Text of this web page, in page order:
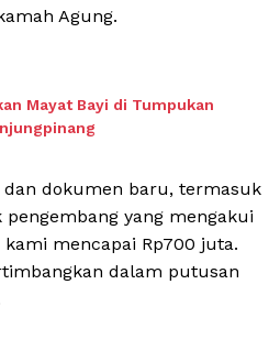
Agung.
Mayat Bayi di Tumpukan
dan dokumen baru, termasuk
yang mengakui
mencapai Rp700 juta.
dalam putusan